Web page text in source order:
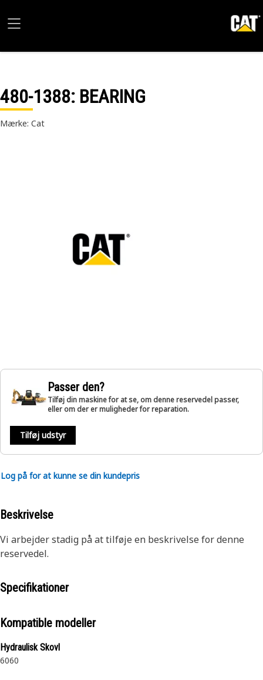
480-1388: BEARING
Mærke: Cat
Passer den?
Tilføj din maskine for at se, om denne reservedel passer,
eller om der er muligheder for reparation.
Tilføj udstyr
Log på for at kunne se din kundepris
Beskrivelse
Vi arbejder stadig på at tilføje en beskrivelse for denne
reservedel.
Specifikationer
Kompatible modeller
Hydraulisk Skovl
6060